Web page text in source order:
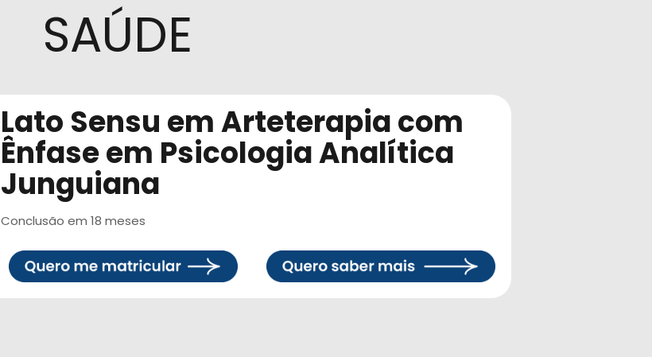
SAÚDE
Lato Sensu em Arteterapia com
Ênfase em Psicologia Analítica
Junguiana
Conclusão em 18 meses